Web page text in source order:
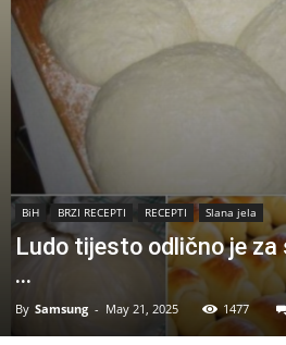
BiH BRZI RECEPTI RECEPTI Slana jela
Ludo tijesto odlično je za
…
By Samsung - May 21, 2025 1477